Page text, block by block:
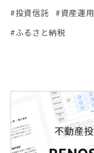
#投資信託
#資産運用
#ふるさと納税